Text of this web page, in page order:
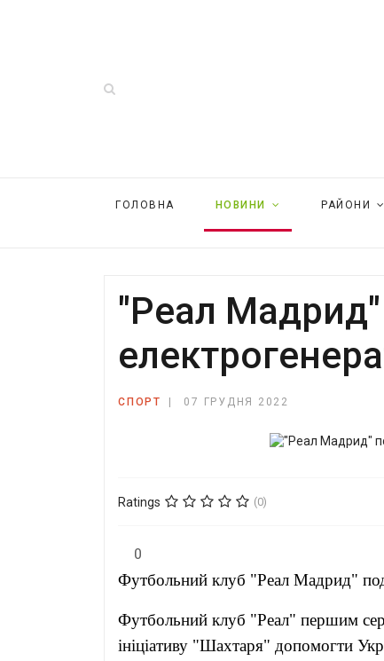
ГОЛОВНА НОВИНИ РАЙОНИ
"Реал Мадрид"
СПОРТ 07 ГРУДНЯ 2022
Ratings (0)
0
Футбольний клуб "Реал Мадрид"
Футбольний клуб "Реал" першим
ініціативу "Шахтаря" допомогти